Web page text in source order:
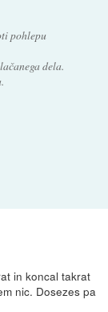
pohlepu
dela.
in koncal takrat
nic. Dosezes pa